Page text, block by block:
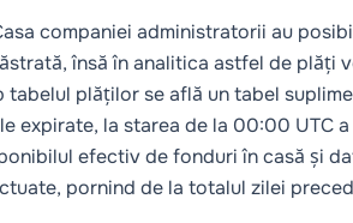
companiei administratorii au
însă în analitica astfel de plăți
tabelul plăților se află un tabel
expirate, la starea de la 00:00 UTC
efectiv de fonduri în casă și
pornind de la totalul zilei